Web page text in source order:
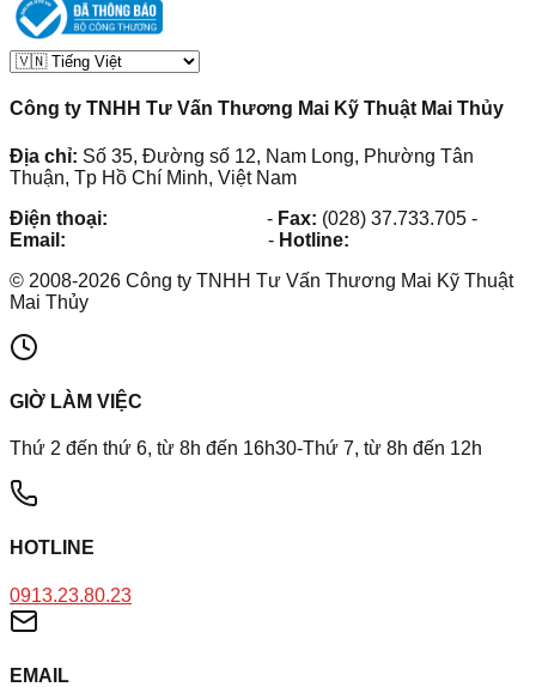
Công ty TNHH Tư Vấn Thương Mai Kỹ Thuật Mai Thủy
Địa chỉ: Số 35, Đường số 12, Nam Long, Phường Tân
Thuận, Tp Hồ Chí Minh, Việt Nam
Điện thoại:
- Fax: (028) 37.733.705 -
Email:
- Hotline:
© 2008-2026 Công ty TNHH Tư Vấn Thương Mai Kỹ Thuật
Mai Thủy
GIỜ LÀM VIỆC
Thứ 2 đến thứ 6, từ 8h đến 16h30-Thứ 7, từ 8h đến 12h
HOTLINE
0913.23.80.23
EMAIL